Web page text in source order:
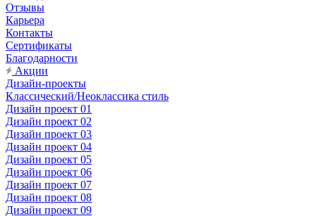
Отзывы
Карьера
Контакты
Сертификаты
Благодарности
Акции
Дизайн-проекты
Классический/Неоклассика стиль
Дизайн проект 01
Дизайн проект 02
Дизайн проект 03
Дизайн проект 04
Дизайн проект 05
Дизайн проект 06
Дизайн проект 07
Дизайн проект 08
Дизайн проект 09